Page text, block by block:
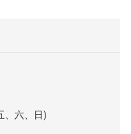
、六、日)